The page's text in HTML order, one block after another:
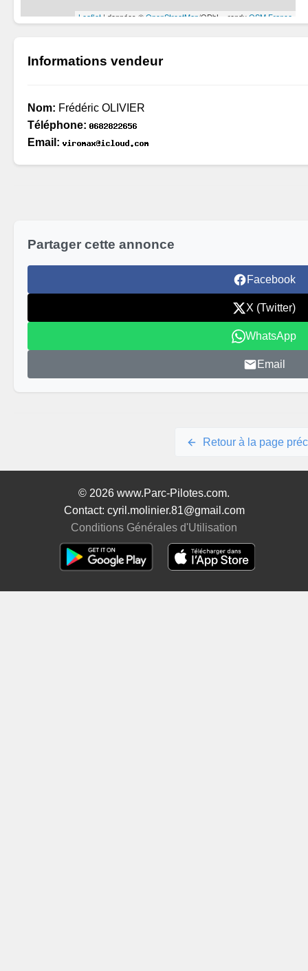
Informations vendeur
Nom: Frédéric OLIVIER
Téléphone:
Email:
Partager cette annonce
Facebook
X (Twitter)
WhatsApp
Email
Retour à la page
© 2026 www.Parc-Pilotes.com.
Contact: cyril.molinier.81@gmail.com
Conditions Générales d'Utilisation